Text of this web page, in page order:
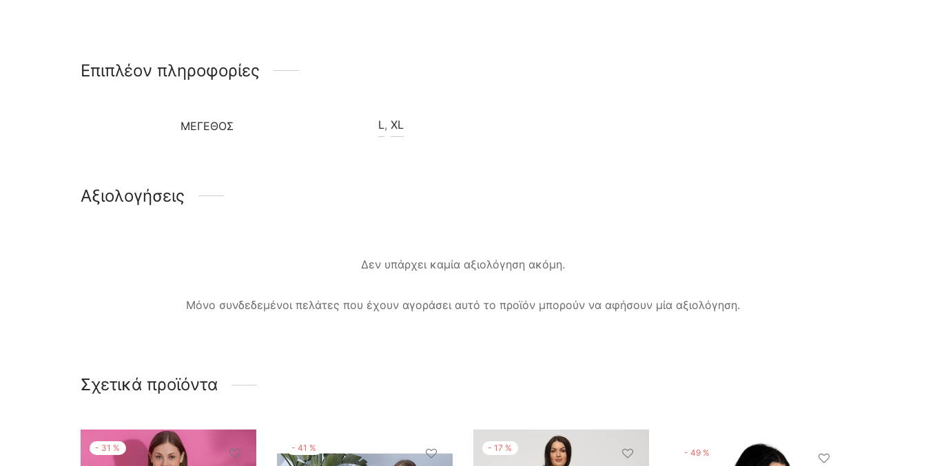
Επιπλέον πληροφορίες
ΜΈΓΕΘΟΣ L, XL
Αξιολογήσεις
Δεν υπάρχει καμία αξιολόγηση ακόμη.
Μόνο συνδεδεμένοι πελάτες που έχουν αγοράσει αυτό το προϊόν μπορούν να αφήσουν μία αξιολόγηση.
Σχετικά προϊόντα
- 31 % - 41 % - 17 % - 49 %